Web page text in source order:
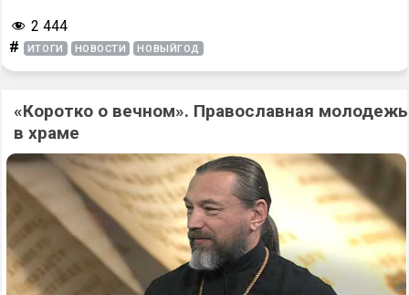
2 444
# ИТОГИ НОВОСТИ НОВЫЙГОД
«Коротко о вечном». Православная молодежь
в храме